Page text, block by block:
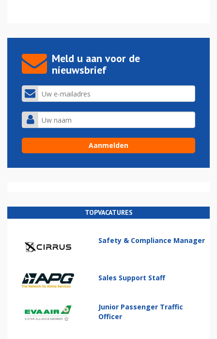
Meld u aan voor de
nieuwsbrief
TOPVACATURES
Safety & Compliance Manager
Sales Support Staff
Junior Passenger Traffic
Officer